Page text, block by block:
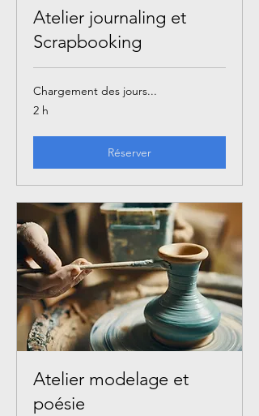
Atelier journaling et
Scrapbooking
Chargement des jours...
2 h
Réserver
Atelier modelage et
poésie